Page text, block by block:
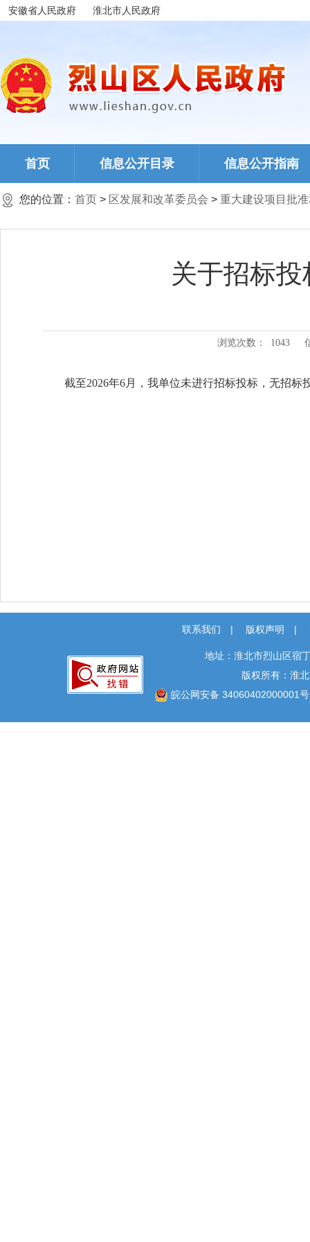
安徽省人民政府 淮北市人民政府
首页 信息公开目录 信息公开指南
您的位置： 首页 > 区发展和改革委员会 > 重大建设项目批
关于招标
浏览次数： 1043
截至2026年6月，我单位未进行招标投标，无招标
联系我们 | 版权声明 |
地址：淮北市烈山区宿
版权所有：淮
皖公网安备 34060402000001号